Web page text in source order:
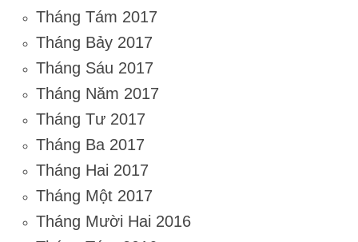
Tháng Tám 2017
Tháng Bảy 2017
Tháng Sáu 2017
Tháng Năm 2017
Tháng Tư 2017
Tháng Ba 2017
Tháng Hai 2017
Tháng Một 2017
Tháng Mười Hai 2016